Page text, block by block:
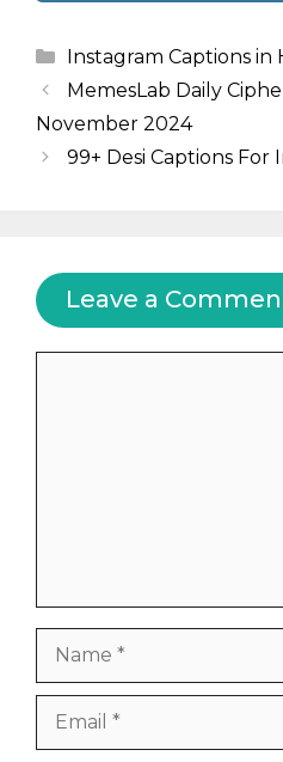
Categories
Instagram Captions in
MemesLab Daily
November 2024
99+ Desi Captions For
Leave a